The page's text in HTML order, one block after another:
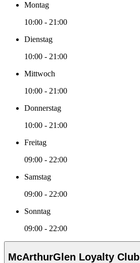
Montag
10:00 - 21:00
Dienstag
10:00 - 21:00
Mittwoch
10:00 - 21:00
Donnerstag
10:00 - 21:00
Freitag
09:00 - 22:00
Samstag
09:00 - 22:00
Sonntag
09:00 - 22:00
McArthurGlen Loyalty Club